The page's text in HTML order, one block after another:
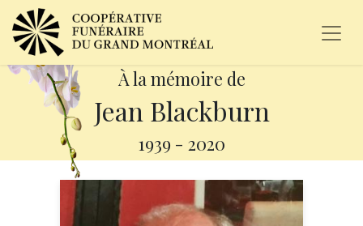
À la mémoire de
Jean Blackburn
1939 - 2020